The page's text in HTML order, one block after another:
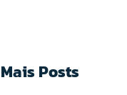
Mais Posts